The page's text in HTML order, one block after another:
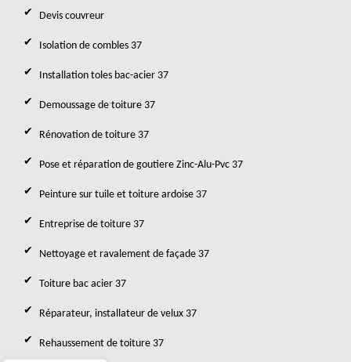
Devis couvreur
Isolation de combles 37
Installation toles bac-acier 37
Demoussage de toiture 37
Rénovation de toiture 37
Pose et réparation de goutiere Zinc-Alu-Pvc 37
Peinture sur tuile et toiture ardoise 37
Entreprise de toiture 37
Nettoyage et ravalement de façade 37
Toiture bac acier 37
Réparateur, installateur de velux 37
Rehaussement de toiture 37